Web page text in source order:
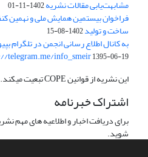
مشابهت‌یابی مقالات نشریه1402-11-01
فراخوان بیستمین همایش ملی و نهمین
ساخت و تولید1402-08-15
به کانال اطلاع رسانی انجمن در تلگرام
telegram.me/info_smeir1395-06-19
این نشریه از قوانین COPE تبعیت میکند.
اشتراک خبرنامه
برای دریافت اخبار و اطلاعیه های مهم
شوید.